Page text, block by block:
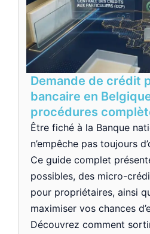
Demande de crédit
bancaire en
procédures
Être fiché à la Banque
n’empêche pas toujours
Ce guide complet
possibles, des micro-
pour propriétaires, ainsi
maximiser vos chances
Découvrez comment